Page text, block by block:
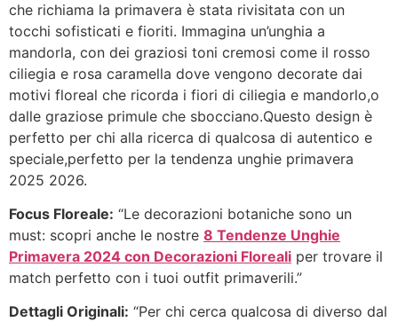
che richiama la primavera è stata rivisitata con un
tocchi sofisticati e fioriti. Immagina un’unghia a
mandorla, con dei graziosi toni cremosi come il rosso
ciliegia e rosa caramella dove vengono decorate dai
motivi floreal che ricorda i fiori di ciliegia e mandorlo,o
dalle graziose primule che sbocciano.Questo design è
perfetto per chi alla ricerca di qualcosa di autentico e
speciale,perfetto per la tendenza unghie primavera
2025 2026.
Focus Floreale: “Le decorazioni botaniche sono un
must: scopri anche le nostre 8 Tendenze Unghie
Primavera 2024 con Decorazioni Floreali per trovare il
match perfetto con i tuoi outfit primaverili.”
Dettagli Originali: “Per chi cerca qualcosa di diverso dal